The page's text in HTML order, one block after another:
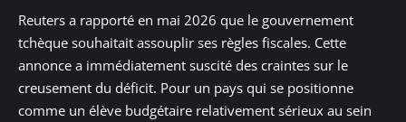
Reuters a rapporté en mai 2026 que le gouvernement
tchèque souhaitait assouplir ses règles fiscales. Cette
annonce a immédiatement suscité des craintes sur le
creusement du déficit. Pour un pays qui se positionne
comme un élève budgétaire relativement sérieux au sein